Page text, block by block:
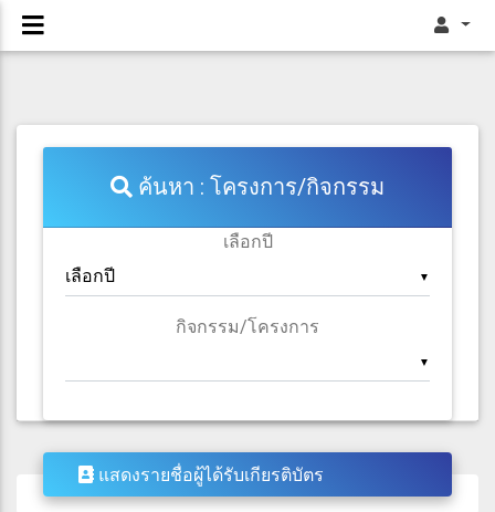
ค้นหา : โครงการ/กิจกรรม
เลือกปี
▼
กิจกรรม/โครงการ
▼
แสดงรายชื่อผู้ได้รับเกียรติบัตร